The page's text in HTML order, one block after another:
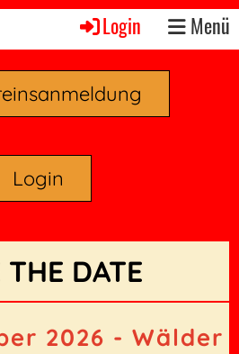
Login Menü
Login
THE DATE
2026 - Wälder